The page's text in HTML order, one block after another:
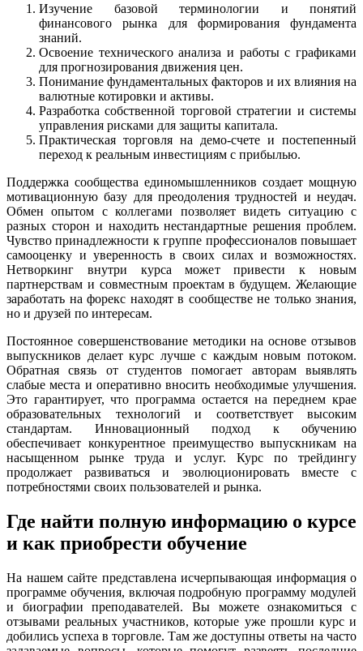
Изучение базовой терминологии и понятий
финансового рынка для формирования фундамента
знаний.
Освоение технического анализа и работы с графиками
для прогнозирования движения цен.
Понимание фундаментальных факторов и их влияния на
валютные котировки и активы.
Разработка собственной торговой стратегии и системы
управления рисками для защиты капитала.
Практическая торговля на демо-счете и постепенный
переход к реальным инвестициям с прибылью.
Поддержка сообщества единомышленников создает мощную
мотивационную базу для преодоления трудностей и неудач.
Обмен опытом с коллегами позволяет видеть ситуацию с
разных сторон и находить нестандартные решения проблем.
Чувство принадлежности к группе профессионалов повышает
самооценку и уверенность в своих силах и возможностях.
Нетворкинг внутри курса может привести к новым
партнерствам и совместным проектам в будущем. Желающие
заработать на форекс находят в сообществе не только знания,
но и друзей по интересам.
Постоянное совершенствование методики на основе отзывов
выпускников делает курс лучше с каждым новым потоком.
Обратная связь от студентов помогает авторам выявлять
слабые места и оперативно вносить необходимые улучшения.
Это гарантирует, что программа остается на переднем крае
образовательных технологий и соответствует высоким
стандартам. Инновационный подход к обучению
обеспечивает конкурентное преимущество выпускникам на
насыщенном рынке труда и услуг. Курс по трейдингу
продолжает развиваться и эволюционировать вместе с
потребностями своих пользователей и рынка.
Где найти полную информацию о курсе
и как приобрести обучение
На нашем сайте представлена исчерпывающая информация о
программе обучения, включая подробную программу модулей
и биографии преподавателей. Вы можете ознакомиться с
отзывами реальных участников, которые уже прошли курс и
добились успеха в торговле. Там же доступны ответы на часто